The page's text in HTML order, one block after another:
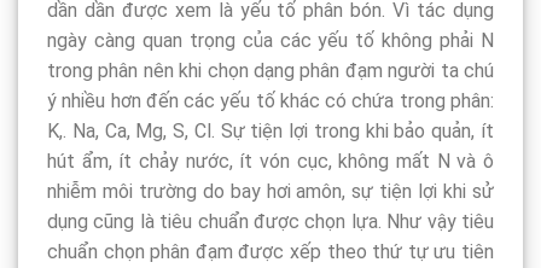
dần dần được xem là yếu tố phân bón. Vì tác dụng
ngày càng quan trọng của các yếu tố không phải N
trong phân nên khi chọn dạng phân đạm người ta chú
ý nhiều hơn đến các yếu tố khác có chứa trong phân:
K,. Na, Ca, Mg, S, Cl. Sự tiện lợi trong khi bảo quản, ít
hút ẩm, ít chảy nước, ít vón cục, không mất N và ô
nhiễm môi trường do bay hơi amôn, sự tiện lợi khi sử
dụng cũng là tiêu chuẩn được chọn lựa. Như vậy tiêu
chuẩn chọn phân đạm được xếp theo thứ tự ưu tiên